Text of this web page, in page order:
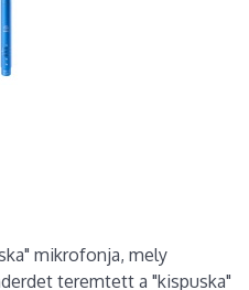
mikrofonja, mely
teremtett a "kispuska"